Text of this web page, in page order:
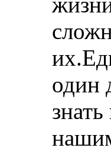
один